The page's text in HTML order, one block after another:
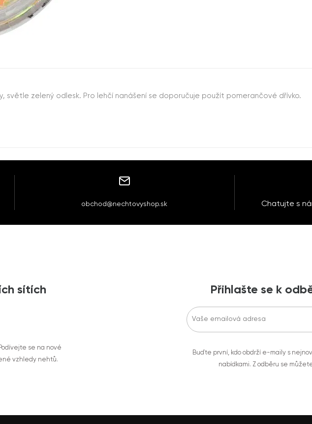
zelený odlesk. Pro lehčí nanášení se doporučuje použít pomerančové dřívko.
obchod@nechtovyshop.sk Chatujte s
sítích
se na nové
vzhledy nehtů.
Přihlašte se k
Buďte první, kdo obdrží e-maily s
nabídkami. Z odběru se